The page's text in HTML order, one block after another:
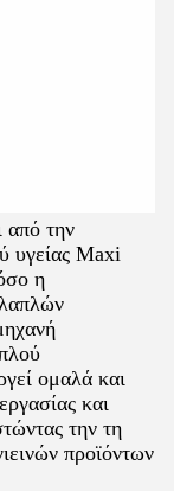
από την
υγείας Maxi
η
ομαλά και
και
την τη
προϊόντων